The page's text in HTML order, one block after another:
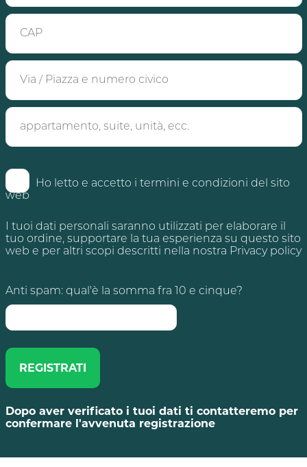
ITALIANO
Ho letto e accetto i termini e condizioni del sito
web
I tuoi dati personali saranno utilizzati per elaborare il
tuo ordine, supportare la tua esperienza su questo sito
web e per altri scopi descritti nella nostra Privacy policy
Anti spam: qual'è la somma fra 10 e cinque?
REGISTRATI
Dopo aver verificato i tuoi dati ti contatteremo per
confermare l'avvenuta registrazione
*Required fields
13, 15 and subsequent amendments of Reg.
(EU) 2016/679, I declare that I have read the
Privacy Policy for the processing of personal
I agree